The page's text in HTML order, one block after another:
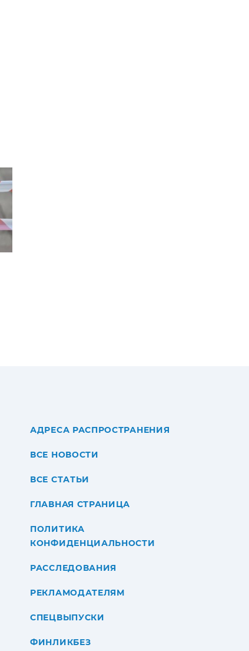
АДРЕСА РАСПРОСТРАНЕНИЯ
ВСЕ НОВОСТИ
ВСЕ СТАТЬИ
ГЛАВНАЯ СТРАНИЦА
ПОЛИТИКА
КОНФИДЕНЦИАЛЬНОСТИ
РАССЛЕДОВАНИЯ
РЕКЛАМОДАТЕЛЯМ
СПЕЦВЫПУСКИ
ФИНЛИКБЕЗ